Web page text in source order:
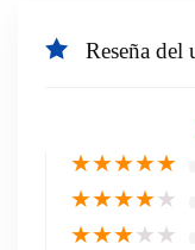
Reseña del
★★★★★
★★★★★
★★★★★